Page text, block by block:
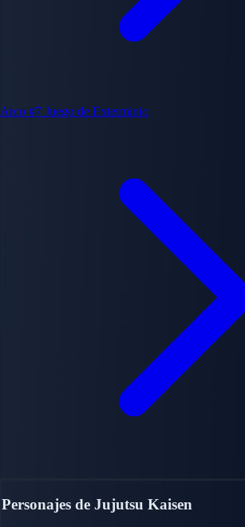
Arco #7 Juego de Exterminio
Personajes de Jujutsu Kaisen